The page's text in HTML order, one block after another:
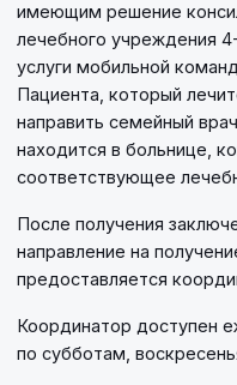
имеющим решение
лечебного учреждения
услуги мобильной
Пациента, который
направить семейный
находится в больнице,
соответствующее
После получения
направление на
предоставляется
Координатор доступен
по субботам,